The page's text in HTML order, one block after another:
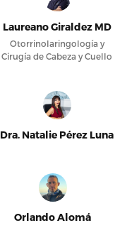
Laureano Giraldez MD
Otorrinolaringología y
Cirugía de Cabeza y Cuello
Dra. Natalie Pérez Luna
Orlando Alomá